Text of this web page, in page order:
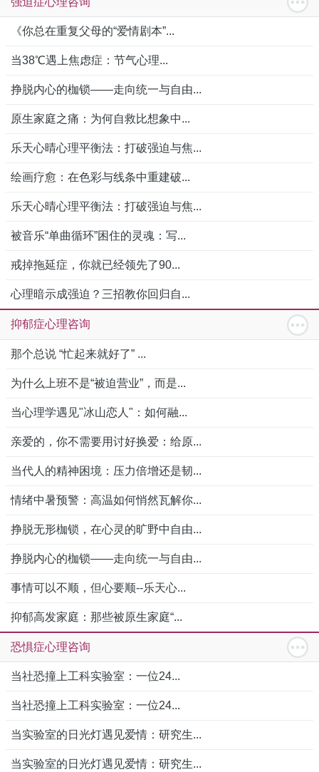
《你总在重复父母的“爱情剧本”...
当38℃遇上焦虑症：节气心理...
挣脱内心的枷锁——走向统一与自由...
原生家庭之痛：为何自救比想象中...
乐天心晴心理平衡法：打破强迫与焦...
绘画疗愈：在色彩与线条中重建破...
乐天心晴心理平衡法：打破强迫与焦...
被音乐“单曲循环”困住的灵魂：写...
戒掉拖延症，你就已经领先了90...
心理暗示成强迫？三招教你回归自...
抑郁症心理咨询
那个总说 “忙起来就好了” ...
为什么上班不是“被迫营业”，而是...
当心理学遇见"冰山恋人"：如何融...
亲爱的，你不需要用讨好换爱：给原...
当代人的精神困境：压力倍增还是韧...
情绪中暑预警：高温如何悄然瓦解你...
挣脱无形枷锁，在心灵的旷野中自由...
挣脱内心的枷锁——走向统一与自由...
事情可以不顺，但心要顺--乐天心...
抑郁高发家庭：那些被原生家庭“...
恐惧症心理咨询
当社恐撞上工科实验室：一位24...
当社恐撞上工科实验室：一位24...
当实验室的日光灯遇见爱情：研究生...
当实验室的日光灯遇见爱情：研究生...